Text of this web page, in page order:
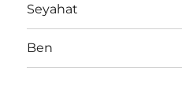
Seyahat
Ben